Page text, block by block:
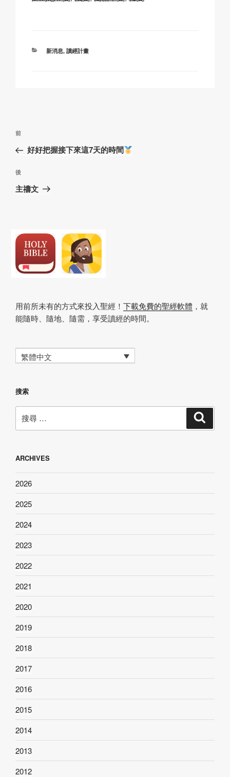
k
分
新消息, 讀經計畫
文
導
覽
上
一
文
章
前
好好把握接下來這7天的時間
下
篇
後
主禱文
用前所未有的方式來投入聖經！ 下載免費的聖經軟體 ，就
能隨時、隨地、隨需，享受讀經的時間。
繁體中文
搜索
尋：
ARCHIVES
2026
2025
2024
2023
2022
2021
2020
2019
2018
2017
2016
2015
2014
2013
2012